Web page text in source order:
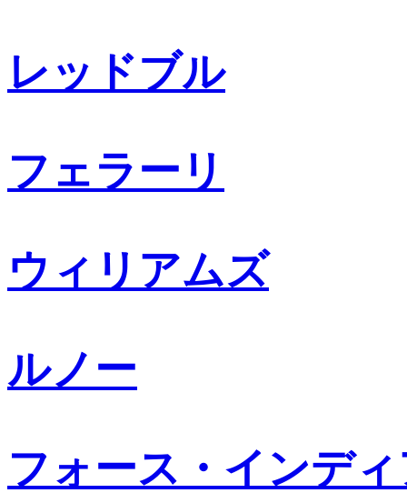
レッドブル
フェラーリ
ウィリアムズ
ルノー
フォース・インデ